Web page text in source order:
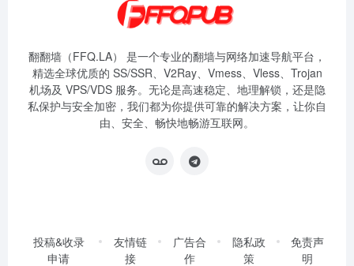
翻翻墙（FFQ.LA） 是一个专业的翻墙与网络加速导航平台，
精选全球优质的 SS/SSR、V2Ray、Vmess、Vless、Trojan
机场及 VPS/VDS 服务。无论是高速稳定、地理解锁，还是隐
私保护与安全加密，我们都为你提供可靠的解决方案，让你自
由、安全、畅快地畅游互联网。
投稿&收录
申请
友情链
接
广告合
作
隐私政
策
免责声
明